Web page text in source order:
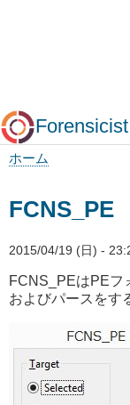
ン
ツ
移
Forensicist
ン
ず
ホーム
FCNS_PE
2015/04/19 (日) -
FCNS_PEはPEフ
およびパースをす